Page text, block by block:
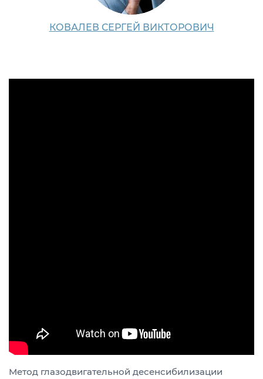
КОВАЛЕВ СЕРГЕЙ ВИКТОРОВИЧ
Метод глазодвигательной десенсибилизации